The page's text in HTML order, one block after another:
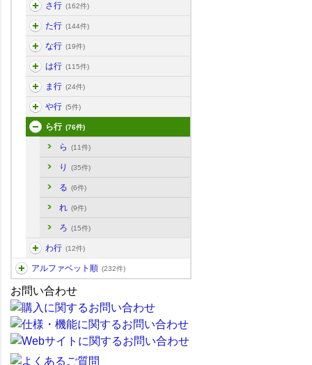
さ行 (162件)
た行 (144件)
な行 (19件)
は行 (115件)
ま行 (24件)
や行 (5件)
ら行 (76件)
ら (11件)
り (35件)
る (6件)
れ (9件)
ろ (15件)
わ行 (12件)
アルファベット順 (232件)
お問い合わせ